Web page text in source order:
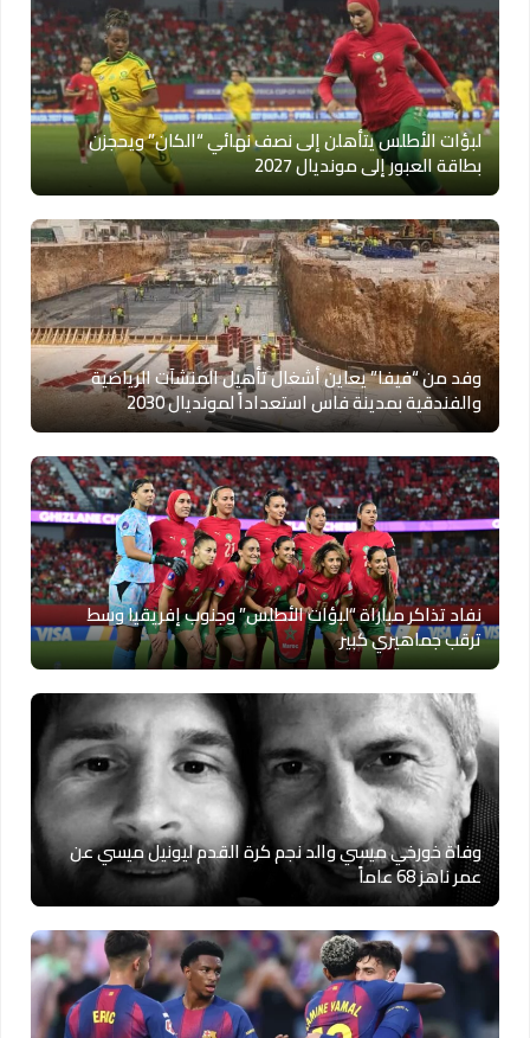
لبؤات الأطلس يتأهلن إلى نصف نهائي “الكان” ويحجزن
بطاقة العبور إلى مونديال 2027
وفد من “فيفا” يعاين أشغال تأهيل المنشآت الرياضية
والفندقية بمدينة فاس استعداداً لمونديال 2030
نفاد تذاكر مباراة “لبؤات الأطلس” وجنوب إفريقيا وسط
ترقب جماهيري كبير
وفاة خورخي ميسي والد نجم كرة القدم ليونيل ميسي عن
عمر ناهز 68 عاماً